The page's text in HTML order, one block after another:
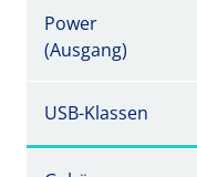
Power
(Ausgang)
USB-Klassen